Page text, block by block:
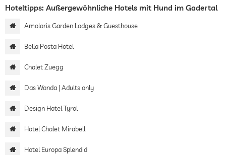
Hoteltipps: Außergewöhnliche Hotels mit Hund im Gadertal
Amolaris Garden Lodges & Guesthouse
Bella Posta Hotel
Chalet Zuegg
Das Wanda | Adults only
Design Hotel Tyrol
Hotel Chalet Mirabell
Hotel Europa Splendid